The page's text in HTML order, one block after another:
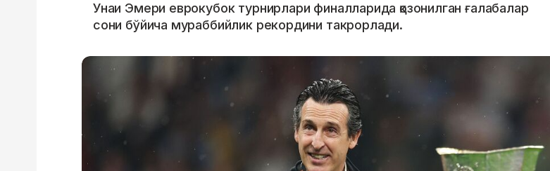
Унаи Эмери еврокубок турнирлари финалларида қозонилган ғалабалар
сони бўйича мураббийлик рекордини такрорлади.